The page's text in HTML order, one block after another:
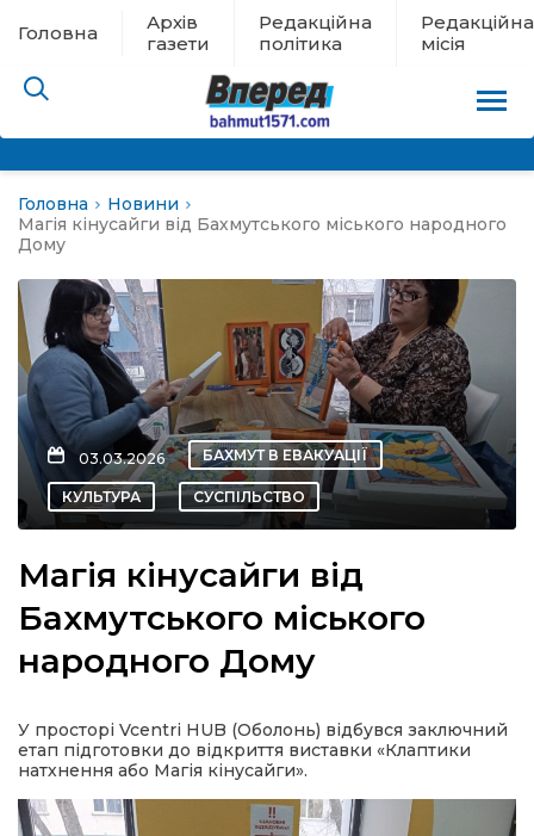
Головна
Архів
газети
Редакційна
політика
Редакційна
місія
евакуації
новини
Головна
Новини
Магія кінусайги від Бахмутського міського народного
Дому
03.03.2026 БАХМУТ В ЕВАКУАЦІЇ
КУЛЬТУРА СУСПІЛЬСТВО
Магія кінусайги від
Бахмутського міського
народного Дому
У просторі Vcentri HUB (Оболонь) відбувся заключний
етап підготовки до відкриття виставки «Клаптики
натхнення або Магія кінусайги».